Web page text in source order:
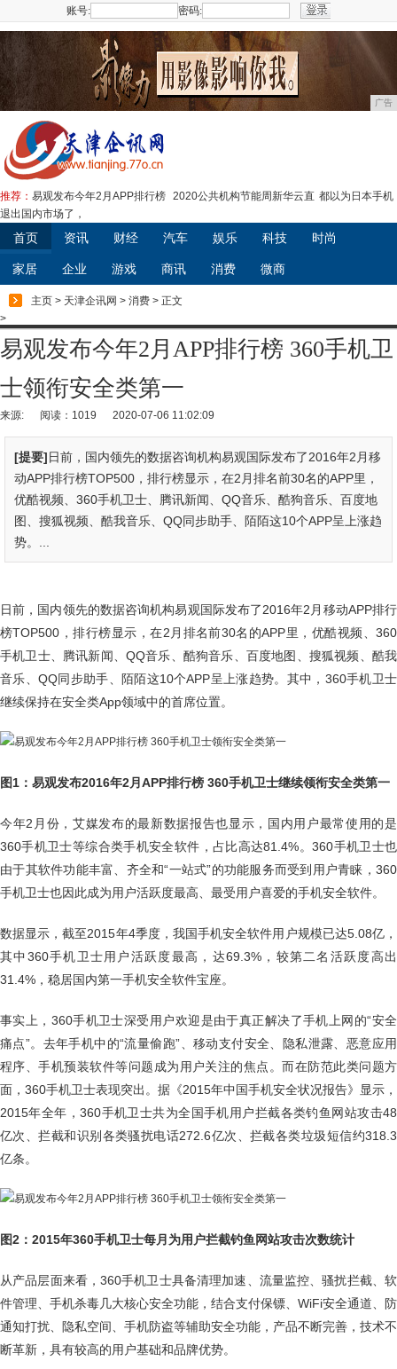
账号: 密码:
广告
推荐： 易观发布今年2月APP排行榜 2020公共机构节能周新华云直 都以为日本手机
退出国内市场了，
首页 资讯 财经 汽车 娱乐 科技 时尚
家居 企业 游戏 商讯 消费 微商
主页 > 天津企讯网 > 消费 > 正文
>
易观发布今年2月APP排行榜 360手机卫
士领衔安全类第一
来源: 阅读：1019 2020-07-06 11:02:09
[提要]日前，国内领先的数据咨询机构易观国际发布了2016年2月移
动APP排行榜TOP500，排行榜显示，在2月排名前30名的APP里，
优酷视频、360手机卫士、腾讯新闻、QQ音乐、酷狗音乐、百度地
图、搜狐视频、酷我音乐、QQ同步助手、陌陌这10个APP呈上涨趋
势。...
日前，国内领先的数据咨询机构易观国际发布了2016年2月移动APP排行
榜TOP500，排行榜显示，在2月排名前30名的APP里，优酷视频、360
手机卫士、腾讯新闻、QQ音乐、酷狗音乐、百度地图、搜狐视频、酷我
音乐、QQ同步助手、陌陌这10个APP呈上涨趋势。其中，360手机卫士
继续保持在安全类App领域中的首席位置。
图1：易观发布2016年2月APP排行榜 360手机卫士继续领衔安全类第一
今年2月份，艾媒发布的最新数据报告也显示，国内用户最常使用的是
360手机卫士等综合类手机安全软件，占比高达81.4%。360手机卫士也
由于其软件功能丰富、齐全和“一站式”的功能服务而受到用户青睐，360
手机卫士也因此成为用户活跃度最高、最受用户喜爱的手机安全软件。
数据显示，截至2015年4季度，我国手机安全软件用户规模已达5.08亿，
其中360手机卫士用户活跃度最高，达69.3%，较第二名活跃度高出
31.4%，稳居国内第一手机安全软件宝座。
事实上，360手机卫士深受用户欢迎是由于真正解决了手机上网的“安全
痛点”。去年手机中的“流量偷跑”、移动支付安全、隐私泄露、恶意应用
程序、手机预装软件等问题成为用户关注的焦点。而在防范此类问题方
面，360手机卫士表现突出。据《2015年中国手机安全状况报告》显示，
2015年全年，360手机卫士共为全国手机用户拦截各类钓鱼网站攻击48
亿次、拦截和识别各类骚扰电话272.6亿次、拦截各类垃圾短信约318.3
亿条。
图2：2015年360手机卫士每月为用户拦截钓鱼网站攻击次数统计
从产品层面来看，360手机卫士具备清理加速、流量监控、骚扰拦截、软
件管理、手机杀毒几大核心安全功能，结合支付保镖、WiFi安全通道、防
通知打扰、隐私空间、手机防盗等辅助安全功能，产品不断完善，技术不
断革新，具有较高的用户基础和品牌优势。